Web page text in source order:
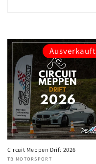
Ausverkauft
Circuit Meppen Drift 2026
Anbieter:
TB MOTORSPORT